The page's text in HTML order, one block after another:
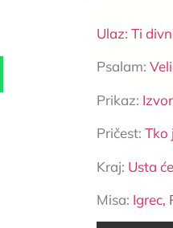
Ulaz: Ti
Psalam:
Prikaz:
Pričest:Tko
Kraj: Usta
Misa: Igrec,